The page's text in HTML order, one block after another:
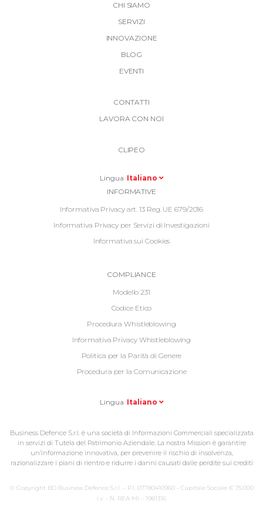
CHI SIAMO
SERVIZI
INNOVAZIONE
BLOG
EVENTI
CONTATTI
LAVORA CON NOI
CLIPEO
Lingua Italiano
Informative
Footer
INFORMATIVE
Informativa Privacy art. 13 Reg. UE 679/2016
Informativa Privacy per Servizi di Investigazioni
Informativa sui Cookies
InformativeCOMPLIANCE
Modello 231
Codice Etico
Procedura Whistleblowing
Informativa Privacy Whistleblowing
Politica per la Parità di Genere
Procedura per la Comunicazione
Lingua Italiano
Business Defence S.r.l. è una società di Informazioni Commerciali specializzata
in servizi di Tutela del Patrimonio Aziendale. La nostra Mission è garantire
un’informazione innovativa, per prevenire il rischio di insolvenza,
razionalizzare i piani di rientro e ridurre i danni causati dalle perdite sui crediti
© Copyright BD Business Defence S.r.l. – P.I. 07780410960 - Capitale Sociale € 75.000
i.v. - N. REA MI – 1981316